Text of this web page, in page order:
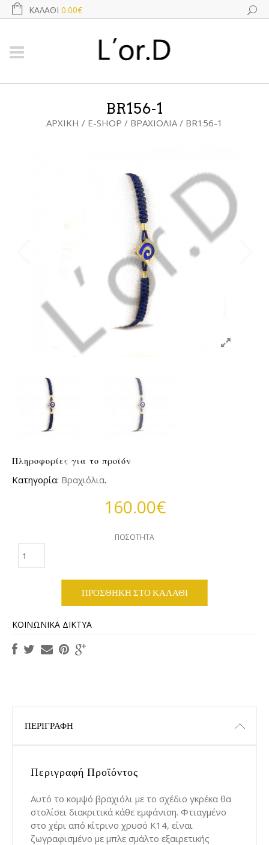
ΚΑΛΆΘΙ 0.00€
BR156-1
ΑΡΧΙΚΉ / E-SHOP / ΒΡΑΧΙΌΛΙΑ/ BR156-1
Πληροφορίες για το προϊόν
Κατηγορία: Βραχιόλια.
160.00€
ΠΟΣΌΤΗΤΑ
ΠΡΟΣΘΉΚΗ ΣΤΟ ΚΑΛΆΘΙ
ΚΟΙΝΩΝΙΚΆ ΔΊΚΤΥΑ
ΠΕΡΙΓΡΑΦΉ
Περιγραφή Προϊόντος
Αυτό το κομψό βραχιόλι με το σχέδιο γκρέκα θα
στολίσει διακριτικά κάθε εμφάνιση. Φτιαγμένο
στο χέρι από κίτρινο χρυσό Κ14, είναι
ζωγραφισμένο με μπλε σμάλτο εξαιρετικής